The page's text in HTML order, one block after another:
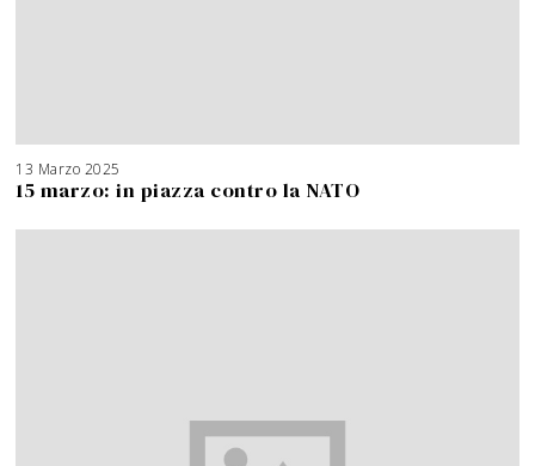
13 Marzo 2025
15 marzo: in piazza contro la NATO